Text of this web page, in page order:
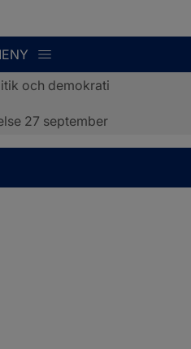
och demokrati
27 september